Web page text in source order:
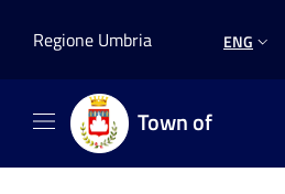
Regione Umbria
ENG
Town of